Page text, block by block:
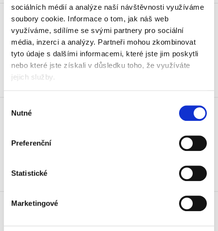
sociálních médií a analýze naší návštěvnosti využíváme
soubory cookie. Informace o tom, jak náš web
využíváme, sdílíme se svými partnery pro sociální
média, inzerci a analýzy. Partneři mohou zkombinovat
tyto údaje s dalšími informacemi, které jste jim poskytli
nebo které jste získali v důsledku toho, že využíváte
jejich služby.
souhlasu
Nutné
Preferenční
Statistické
Marketingové
Prachovka Swiffer Duster,
násada + 4 x návlek
129 Kč
156,09 Kč vč. DPH
Koupit
119,79 Kč vč. DPH
Utěrky na podlahu Swiffer
Sweeper, vlhčené, citrus, 10 ks
99 Kč